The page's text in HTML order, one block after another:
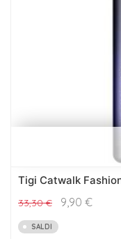
Tigi Catwalk
33,30€ 9,90 €
SALDI